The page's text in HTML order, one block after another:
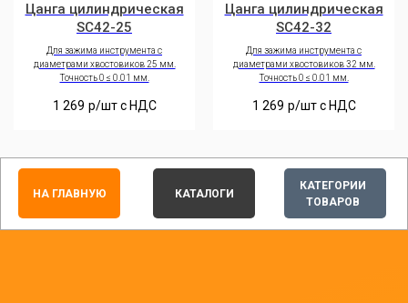
Цанга цилиндрическая
SC42-25
Для зажима инструмента с
диаметрами хвостовиков 25 мм.
Точность 0 ≤ 0.01 мм.
1 269 р/шт c НДС
Цанга цилиндрическая
SC42-32
Для зажима инструмента с
диаметрами хвостовиков 32 мм.
Точность 0 ≤ 0.01 мм.
1 269 р/шт c НДС
КАТЕГОРИИ
ТОВАРОВ
НА ГЛАВНУЮ КАТАЛОГИ